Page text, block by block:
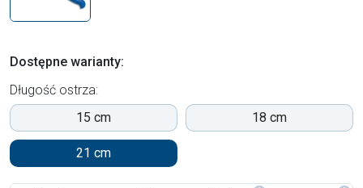
Dostępne warianty:
Długość ostrza:
15 cm
18 cm
21 cm